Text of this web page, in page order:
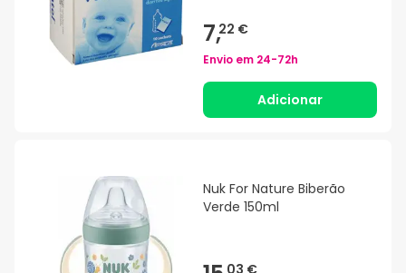
7,22 €
Envio em 24-72h
Adicionar
Nuk For Nature Biberão
Verde 150ml